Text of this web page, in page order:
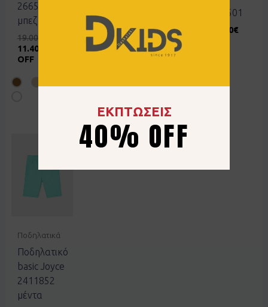
266501
μπεζ
19.00€
11.40
OFF
266504 ροζ
20.00€
12.00€40%
3107445501
7.50€
Ποδηλατικά
Ποδηλατικό
basic Joyce
2411852
μέντα
ΕΚΠΤΩΣΕΙΣ
40% OFF